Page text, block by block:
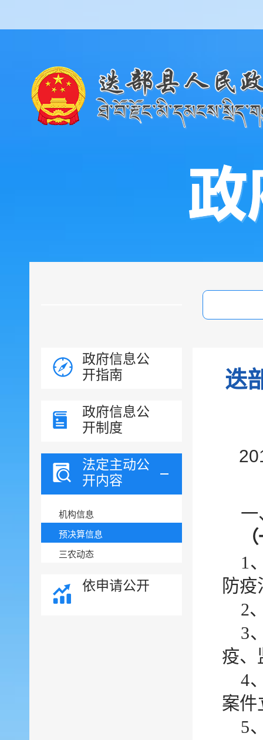
政府信息公
开指南
政府信息公
开制度
法定主动公
开内容
机构信息
预决算信息
三农动态
依申请公开
迭
一
1
防
2
3
疫、
4
案件
5